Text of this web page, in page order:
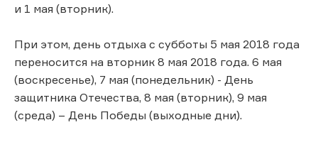
и 1 мая (вторник).
При этом, день отдыха с субботы 5 мая 2018 года
переносится на вторник 8 мая 2018 года. 6 мая
(воскресенье), 7 мая (понедельник) - День
защитника Отечества, 8 мая (вторник), 9 мая
(среда) – День Победы (выходные дни).